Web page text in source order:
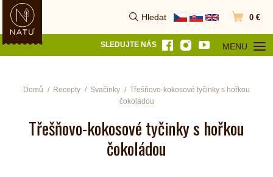
Hledat
Vyhledat Přejít do
0 €
SLEDUJTE NÁS MENU
OTEVŘÍT
Domů Recepty Svačinky
Třešňovo-kokosové tyčinky s hořkou
čokoládou
Třešňovo-kokosové tyčinky s hořkou
čokoládou